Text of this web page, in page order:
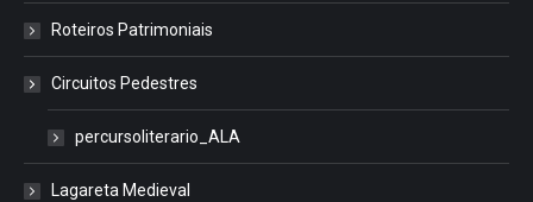
Roteiros Patrimoniais
Circuitos Pedestres
percursoliterario_ALA
Lagareta Medieval